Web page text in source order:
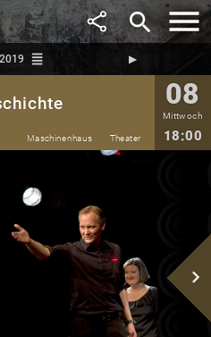
search
reorder ▶︎
08
Mittwoch
18:00
Maschinenhaus Theater
navigate_next